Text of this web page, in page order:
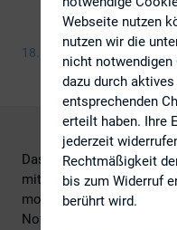
18. Dezember 2014
Das jüngste
mit dem Titel
mobilisieren –
Notwendigkeit, den
Webseite nutzen
nutzen wir die
nicht
dazu durch
entsprechenden
erteilt haben. Ihre
jederzeit
Rechtmäßigkeit
bis zum Widerruf
berührt wird.